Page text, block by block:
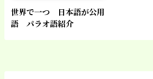
世界で一つ 日本語が公用
語 パラオ語紹介